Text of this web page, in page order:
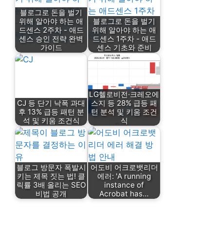
블로그로 돈을 벌기
위해 알아야 하는 애
드센스 2주차 - 애드
센스 승인 전략 완벽
가이드
블로그로 돈을 벌기
위해 알아야 하는 애
드센스 1주차 - 애드
센스 기초와 준비
CJ 등 단기 낙폭 과대
후 13% 급등 패턴 분
석 및 키움 조건식
LG헬로비전·크레오에
스지 등 28% 급등 패
턴 분석 및 키움 조건
식
블로그 방문자 폭발시
키는 제목 짓는 법! 클
릭률 3배 올리는 SEO
비법 공개
어도비 어크로뱃리더
에러: 'A running
instance of
Acrobat has…